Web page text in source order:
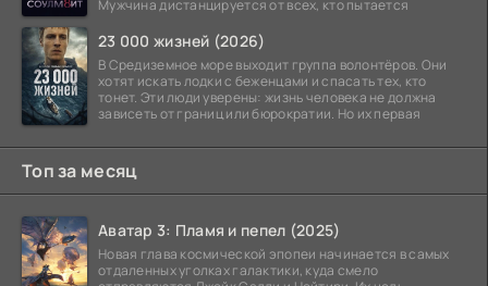
Мужчина дистанцируется от всех, кто пытается
23 000 жизней (2026)
В Средиземное море выходит группа волонтёров. Они
хотят искать лодки с беженцами и спасать тех, кто
тонет. Эти люди уверены: жизнь человека не должна
зависеть от границ или бюрократии. Но их первая
Топ за месяц
Аватар 3: Пламя и пепел (2025)
Новая глава космической эпопеи начинается в самых
отдаленных уголках галактики, куда смело